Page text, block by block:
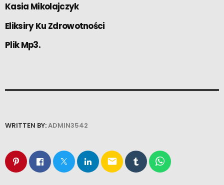
Kasia Mikolajczyk
Eliksiry Ku Zdrowotności
Plik Mp3.
WRITTEN BY:ADMIN3542
email